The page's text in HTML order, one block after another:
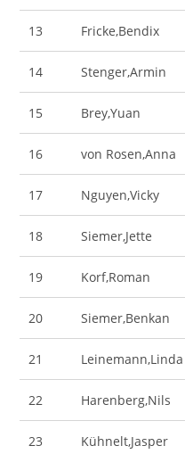
13 Fricke,Bendix
14 Stenger,Armin
15 Brey,Yuan
16 von Rosen,Anna
17 Nguyen,Vicky
18 Siemer,Jette
19 Korf,Roman
20 Siemer,Benkan
21 Leinemann,Linda
22 Harenberg,Nils
23 Kühnelt,Jasper